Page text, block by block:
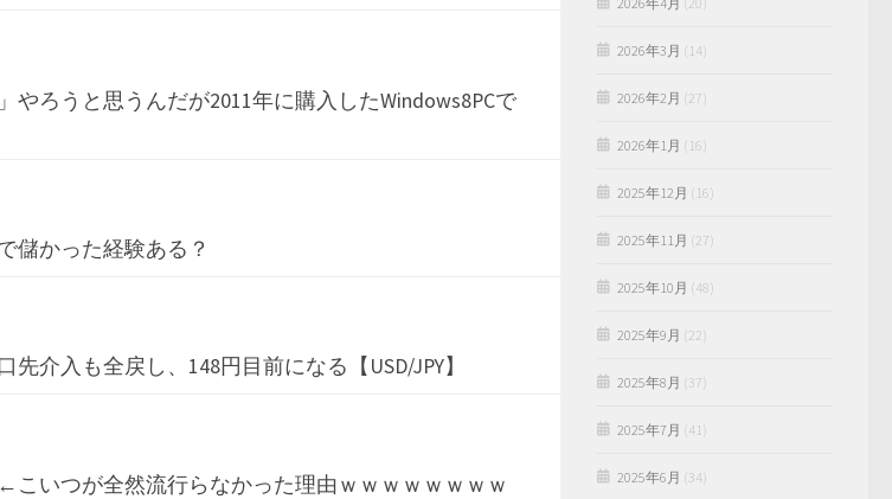
やろうと思うんだが2011年に購入したWindows8PCで
儲かった経験ある？
先介入も全戻し、148円目前になる【USD/JPY】
こいつが全然流行らなかった理由ｗｗｗｗｗｗｗｗ
2026年3月 (14)
2026年2月 (27)
2026年1月 (16)
2025年12月 (16)
2025年11月 (27)
2025年10月 (48)
2025年9月 (22)
2025年8月 (37)
2025年7月 (41)
2025年6月 (34)